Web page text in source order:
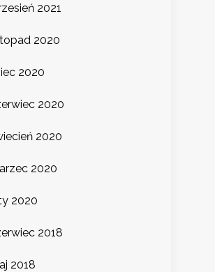
2021
2020
2020
2020
2020
2020
2020
2018
2018